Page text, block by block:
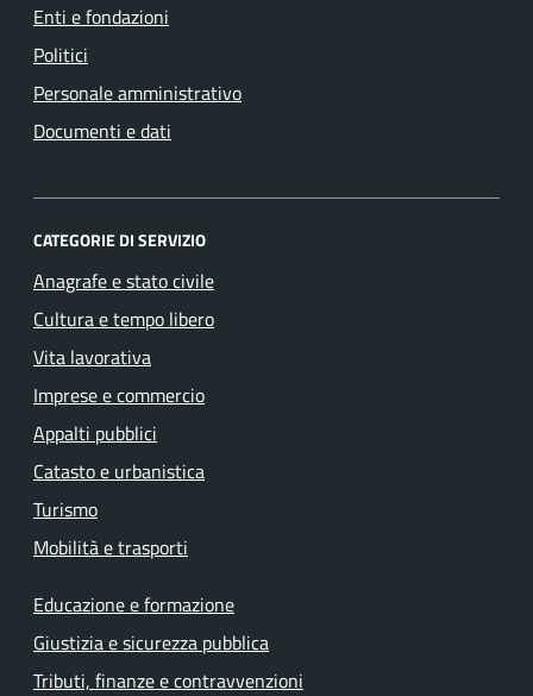
Enti e fondazioni
Politici
Personale amministrativo
Documenti e dati
CATEGORIE DI SERVIZIO
Anagrafe e stato civile
Cultura e tempo libero
Vita lavorativa
Imprese e commercio
Appalti pubblici
Catasto e urbanistica
Turismo
Mobilità e trasporti
Educazione e formazione
Giustizia e sicurezza pubblica
Tributi, finanze e contravvenzioni